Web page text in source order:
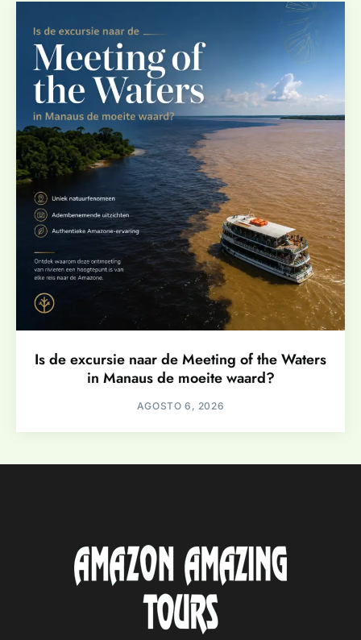
Is de excursie naar de Meeting of the Waters
in Manaus de moeite waard?
AGOSTO 6, 2026